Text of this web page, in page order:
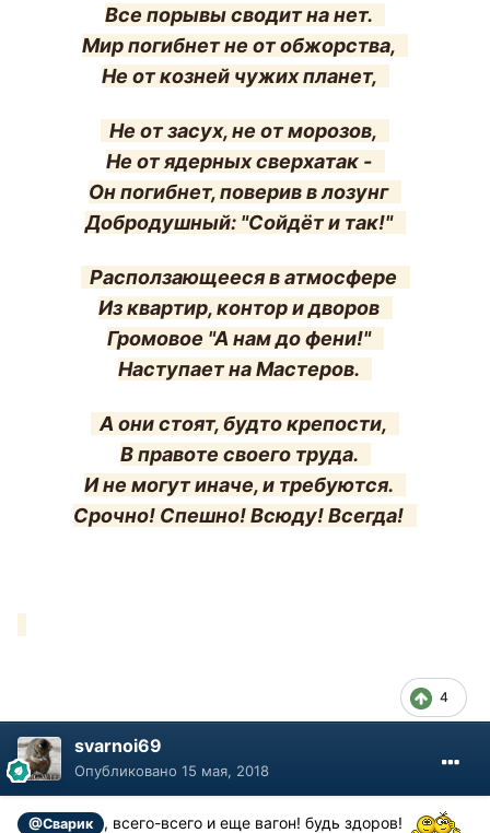
Все порывы сводит на нет.
Мир погибнет не от обжорства,
Не от козней чужих планет,
Не от засух, не от морозов,
Не от ядерных сверхатак -
Он погибнет, поверив в лозунг
Добродушный: "Сойдёт и так!"
Расползающееся в атмосфере
Из квартир, контор и дворов
Громовое "А нам до фени!"
Наступает на Мастеров.
А они стоят, будто крепости,
В правоте своего труда.
И не могут иначе, и требуются.
Срочно! Спешно! Всюду! Всегда!
4
svarnoi69
Опубликовано 15 мая, 2018
@Сварик , всего-всего и еще вагон! будь здоров!